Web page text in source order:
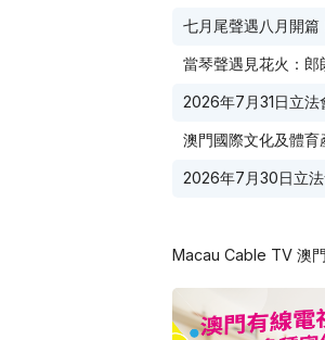
七月尾聲遇八月開篇
當琴聲遇見花火：
2026年7月31日立法
澳門國際文化及體
向葡西語市場
2026年7月30日立
Macau Cable TV 澳